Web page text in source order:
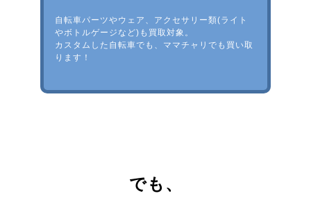
自転車パーツやウェア、アクセサリー類(ライト
やボトルゲージなど)も買取対象。
カスタムした自転車でも、ママチャリでも買い取
ります！
でも、